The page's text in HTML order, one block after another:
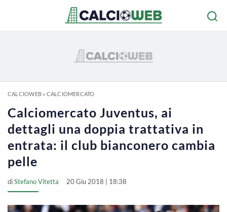
CALCIOWEB» CALCIOMERCATO
Calciomercato Juventus, ai
dettagli una doppia trattativa in
entrata: il club bianconero cambia
pelle
diStefano Vitetta 20 Giu 2018 | 18:38